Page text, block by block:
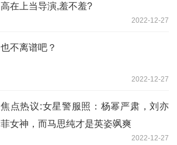
高在上当导演,羞不羞?
2022-12-27
也不离谱吧？
2022-12-27
焦点热议:女星警服照：杨幂严肃，刘亦
菲女神，而马思纯才是英姿飒爽
2022-12-27